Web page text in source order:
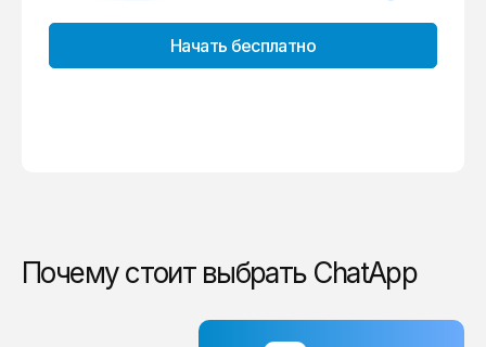
Начать бесплатно
Почему стоит выбрать ChatApp